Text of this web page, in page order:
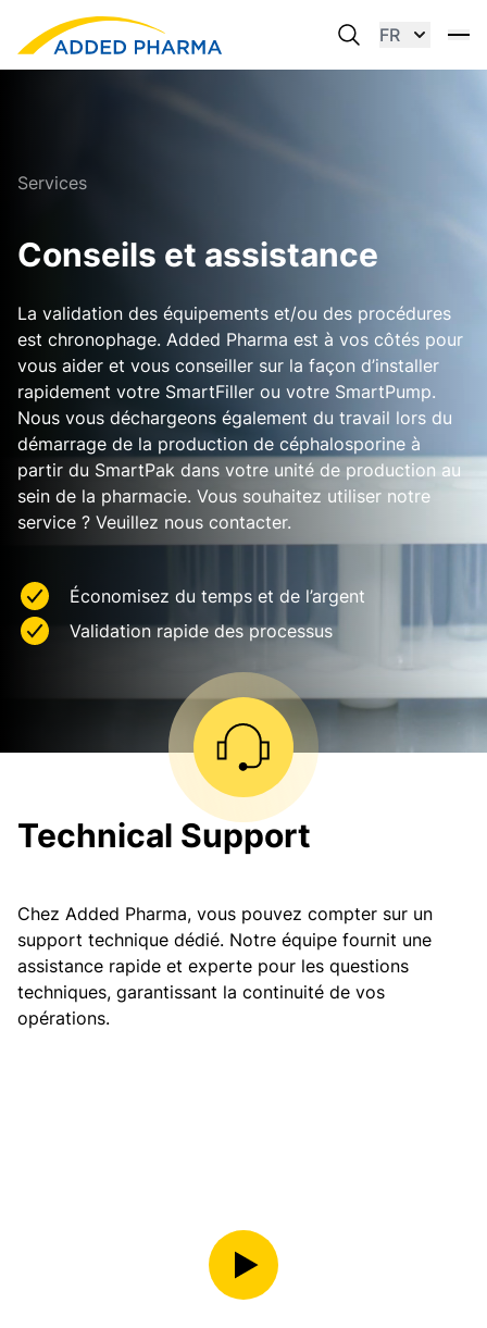
FR
Services
Conseils et assistance
La validation des équipements et/ou des procédures
est chronophage. Added Pharma est à vos côtés pour
vous aider et vous conseiller sur la façon d’installer
rapidement votre SmartFiller ou votre SmartPump.
Nous vous déchargeons également du travail lors du
démarrage de la production de céphalosporine à
partir du SmartPak dans votre unité de production au
sein de la pharmacie. Vous souhaitez utiliser notre
service ? Veuillez nous contacter.
Économisez du temps et de l’argent
Validation rapide des processus
Technical Support
Chez Added Pharma, vous pouvez compter sur un
support technique dédié. Notre équipe fournit une
assistance rapide et experte pour les questions
techniques, garantissant la continuité de vos
opérations.